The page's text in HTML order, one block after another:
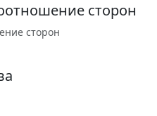
сторон
сторон